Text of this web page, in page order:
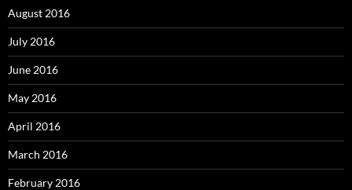
August 2016
July 2016
June 2016
May 2016
April 2016
March 2016
February 2016